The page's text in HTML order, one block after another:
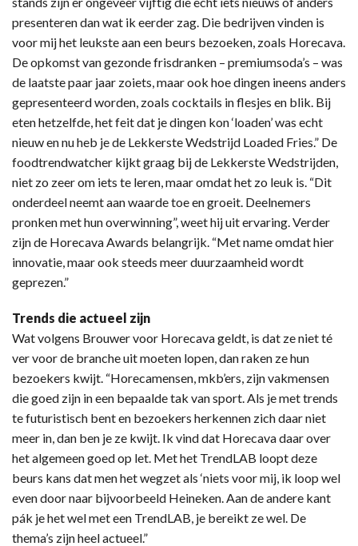
presenteren dan wat ik eerder zag. Die bedrijven vinden is
voor mij het leukste aan een beurs bezoeken, zoals Horecava.
De opkomst van gezonde frisdranken – premiumsoda’s – was
de laatste paar jaar zoiets, maar ook hoe dingen ineens anders
gepresenteerd worden, zoals cocktails in flesjes en blik. Bij
eten hetzelfde, het feit dat je dingen kon ‘loaden’ was echt
nieuw en nu heb je de Lekkerste Wedstrijd Loaded Fries.” De
foodtrendwatcher kijkt graag bij de Lekkerste Wedstrijden,
niet zo zeer om iets te leren, maar omdat het zo leuk is. “Dit
onderdeel neemt aan waarde toe en groeit. Deelnemers
pronken met hun overwinning”, weet hij uit ervaring. Verder
zijn de Horecava Awards belangrijk. “Met name omdat hier
innovatie, maar ook steeds meer duurzaamheid wordt
geprezen.”
Trends die actueel zijn
Wat volgens Brouwer voor Horecava geldt, is dat ze niet té
ver voor de branche uit moeten lopen, dan raken ze hun
bezoekers kwijt. “Horecamensen, mkb’ers, zijn vakmensen
die goed zijn in een bepaalde tak van sport. Als je met trends
te futuristisch bent en bezoekers herkennen zich daar niet
meer in, dan ben je ze kwijt. Ik vind dat Horecava daar over
het algemeen goed op let. Met het TrendLAB loopt deze
beurs kans dat men het wegzet als ‘niets voor mij, ik loop wel
even door naar bijvoorbeeld Heineken. Aan de andere kant
pák je het wel met een TrendLAB, je bereikt ze wel. De
thema’s zijn heel actueel.”